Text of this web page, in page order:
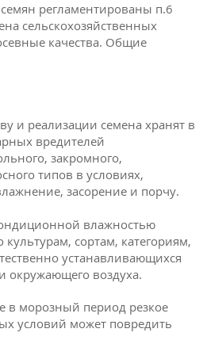
регламентированы п.6
сельскохозяйственных
качества. Общие
и реализации семена хранят в
вредителей
закромного,
типов в условиях,
засорение и порчу.
влажностью
сортам, категориям,
устанавливающихся
окружающего воздуха.
в морозный период резкое
условий может повредить